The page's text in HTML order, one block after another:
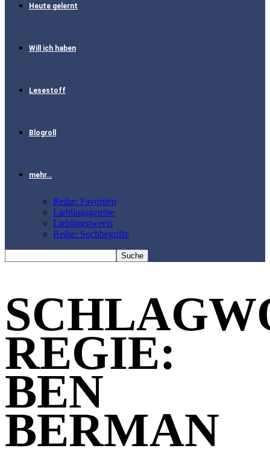
Heute gelernt
Will ich haben
Lesestoff
Blogroll
mehr…
Reihe: Favoriten
Lieblingsgetröte
Lieblingstweets
Reihe: Suchbegriffe
REGIE:
BEN
BERMAN